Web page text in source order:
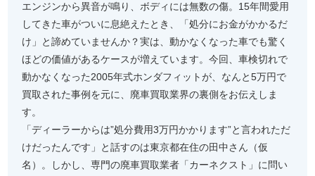
エンジンから異音が鳴り、ボディには無数の傷。15年間愛用
してきた車がついに息絶えたとき、「処分にお金がかかるだ
け」と諦めていませんか？実は、動かなくなった車でも驚く
ほどの価値があるケースが増えています。今回、車検切れで
動かなくなった2005年式ホンダフィットが、なんと5万円で
買取された事例を元に、廃車買取業界の裏側をお伝えしま
す。
「ディーラーからは”処分費用3万円かかります”と言われただ
けだったんです」と話すのは東京都在住の田中さん（仮
名）。しかし、専門の廃車買取業者「カーネクスト」に問い